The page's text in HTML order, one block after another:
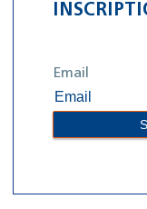
Email